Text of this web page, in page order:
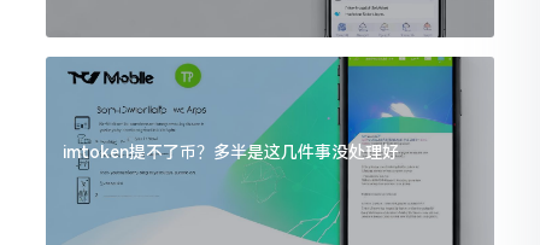
imtoken提不了币？多半是这几件事没处理好